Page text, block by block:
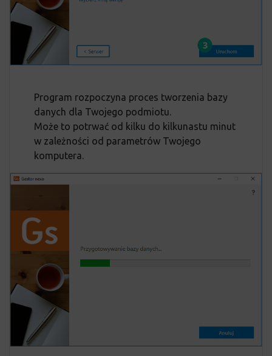
Program rozpoczyna proces tworzenia bazy
danych dla Twojego podmiotu.
Może to potrwać od kilku do kilkunastu minut
w zależności od parametrów Twojego
komputera.